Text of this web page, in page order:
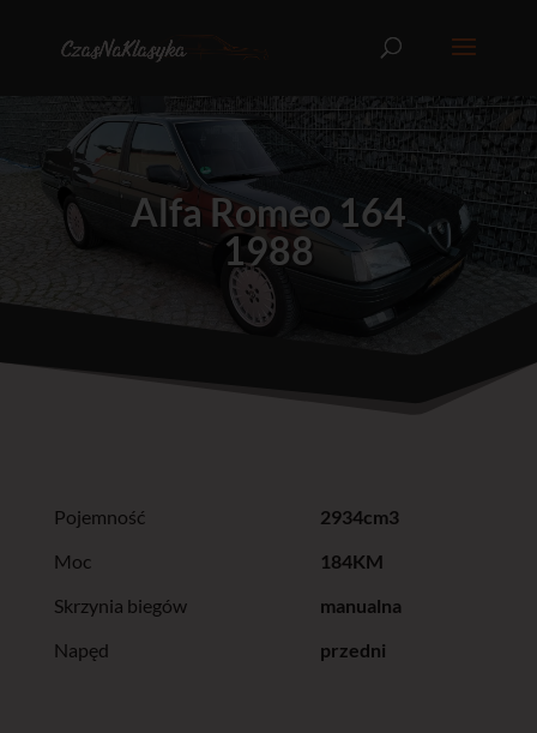
Alfa Romeo 164
1988
Pojemność
2934cm3
Moc
184KM
Skrzynia biegów
manualna
Napęd
przedni